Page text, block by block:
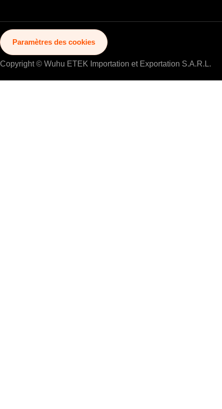
Paramètres des cookies
Copyright © Wuhu ETEK Importation et Exportation S.A.R.L.